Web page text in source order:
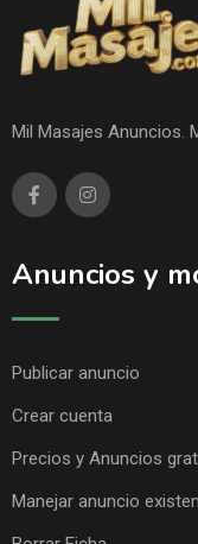
Mil Masajes Anuncios.
Anuncios y
Publicar anuncio
Crear cuenta
Precios y Anuncios
Manejar anuncio